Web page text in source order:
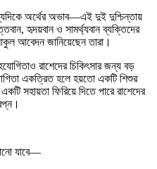
অর্থের অভাব—এই দুই দুশ্চিন্তায়
হৃদয়বান ও সামর্থ্যবান ব্যক্তিদের
আবেদন জানিয়েছেন তারা।
রাশেদের চিকিৎসার জন্য বড়
একত্রিত হলে হয়তো একটি শিশুর
সহায়তা ফিরিয়ে দিতে পারে রাশেদের
যাবে—